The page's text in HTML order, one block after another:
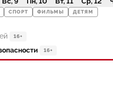
СПОРТ ФИЛЬМЫ ДЕТЯМ
16+
16+